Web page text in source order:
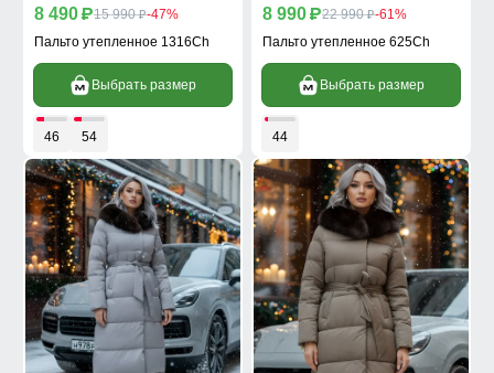
8 490 p15 990 p-47%
Пальто утепленное 1316Ch
Выбрать размер
46 54
8 990 p22 990 p-61%
Пальто утепленное 625Ch
Выбрать размер
44